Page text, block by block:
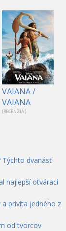
VAIANA /
VAIANA
[RECENZIA ]
Týchto dvanásť
najlepší otvárací
a privíta jedného z
od tvorcov